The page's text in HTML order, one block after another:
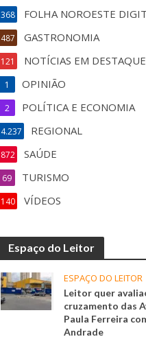
FOLHA NOROESTE
368
GASTRONOMIA
487
NOTÍCIAS EM DESTAQUE
121
OPINIÃO
1
POLÍTICA E ECONOMIA
2
REGIONAL
4.237
SAÚDE
872
TURISMO
69
VÍDEOS
140
Espaço do Leitor
ESPAÇO DO LEITOR
Leitor quer
cruzamento das
Paula Ferreira
Andrade